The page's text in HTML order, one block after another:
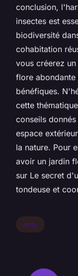
conclusion,
insectes est
biodiversité
cohabitation
vous créerez
flore
bénéfiques.
cette
conseils
espace
la nature. Pour
avoir un jardin
sur Le secret
tondeuse et
Actu